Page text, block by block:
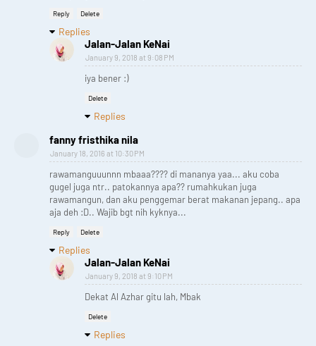
Reply Delete
Replies
Jalan-Jalan KeNai
January 9, 2018 at 9:08 PM
iya bener :)
Delete
Replies
fanny fristhika nila
January 18, 2016 at 10:30 PM
rawamanguuunnn mbaaa???? di mananya yaa... aku coba
gugel juga ntr.. patokannya apa?? rumahkukan juga
rawamangun, dan aku penggemar berat makanan jepang.. apa
aja deh :D.. Wajib bgt nih kyknya...
Reply Delete
Replies
Jalan-Jalan KeNai
January 9, 2018 at 9:10 PM
Dekat Al Azhar gitu lah, Mbak
Delete
Replies